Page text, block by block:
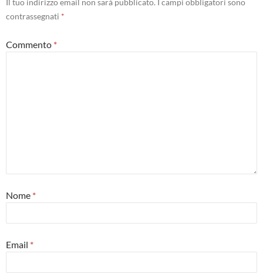
Il tuo indirizzo email non sarà pubblicato. I campi obbligatori sono
contrassegnati *
Commento *
Nome *
Email *